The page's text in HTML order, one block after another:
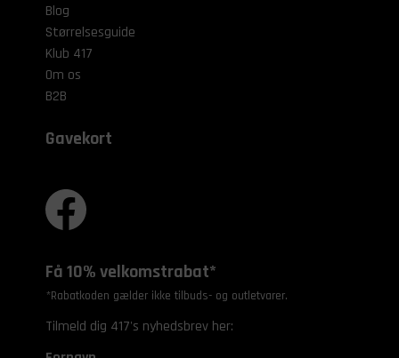
Blog
Størrelsesguide
Klub 417
Om os
B2B
Gavekort
Få 10% velkomstrabat*
*Rabatkoden gælder ikke tilbuds- og outletvarer.
Tilmeld dig 417's nyhedsbrev her: